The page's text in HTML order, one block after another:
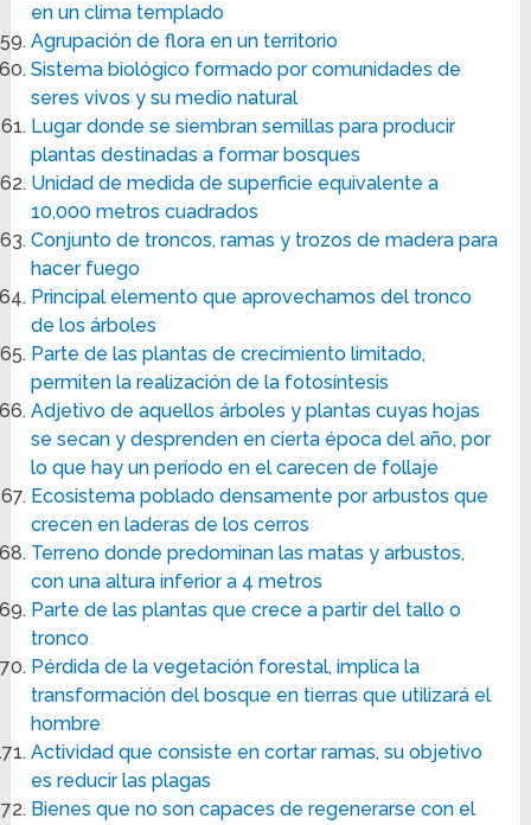
en un clima templado
Agrupación de flora en un territorio
Sistema biológico formado por comunidades de
seres vivos y su medio natural
Lugar donde se siembran semillas para producir
plantas destinadas a formar bosques
Unidad de medida de superficie equivalente a
10,000 metros cuadrados
Conjunto de troncos, ramas y trozos de madera para
hacer fuego
Principal elemento que aprovechamos del tronco
de los árboles
Parte de las plantas de crecimiento limitado,
permiten la realización de la fotosíntesis
Adjetivo de aquellos árboles y plantas cuyas hojas
se secan y desprenden en cierta época del año, por
lo que hay un período en el carecen de follaje
Ecosistema poblado densamente por arbustos que
crecen en laderas de los cerros
Terreno donde predominan las matas y arbustos,
con una altura inferior a 4 metros
Parte de las plantas que crece a partir del tallo o
tronco
Pérdida de la vegetación forestal, implica la
transformación del bosque en tierras que utilizará el
hombre
Actividad que consiste en cortar ramas, su objetivo
es reducir las plagas
Bienes que no son capaces de regenerarse con el